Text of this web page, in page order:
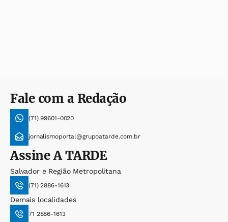
Fale com a Redação
(71) 99601-0020
jornalismoportal@grupoatarde.com.br
AssineA TARDE
Salvador e Região Metropolitana
(71) 2886-1613
Demais localidades
71 2886-1613